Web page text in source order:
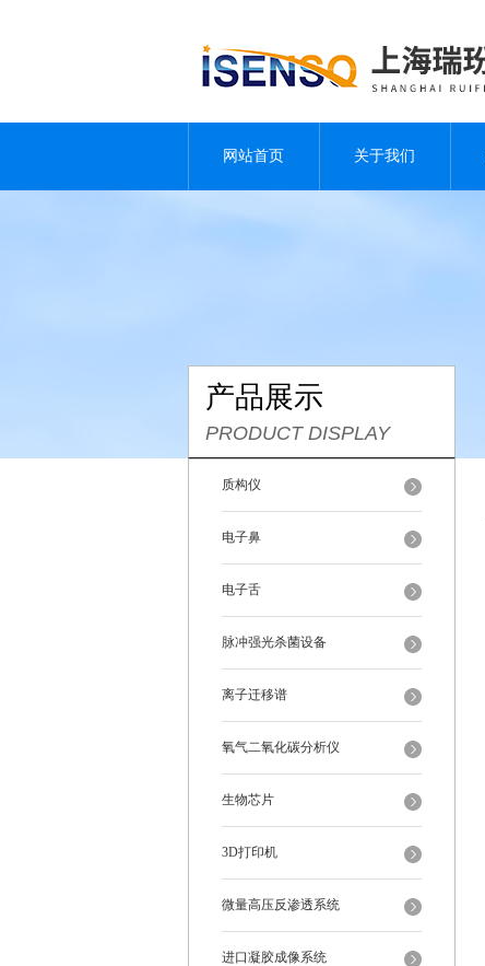
网站首页 关于我们
产品展示
PRODUCT DISPLAY
质构仪
电子鼻
电子舌
脉冲强光杀菌设备
离子迁移谱
氧气二氧化碳分析仪
生物芯片
3D打印机
微量高压反渗透系统
进口凝胶成像系统